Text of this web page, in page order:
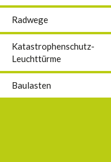
Radwege
Katastrophenschutz-
Leuchttürme
Baulasten